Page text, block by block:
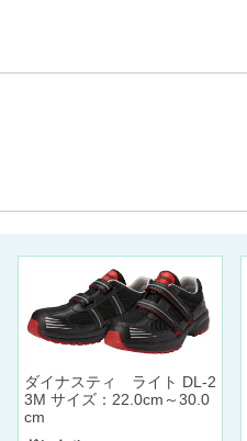
ダイナスティ ライト DL-2
3M サイズ：22.0cm～30.0
cm